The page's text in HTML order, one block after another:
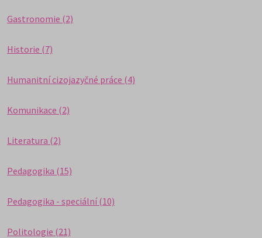
Gastronomie (2)
Historie (7)
Humanitní cizojazyčné práce (4)
Komunikace (2)
Literatura (2)
Pedagogika (15)
Pedagogika - speciální (10)
Politologie (21)